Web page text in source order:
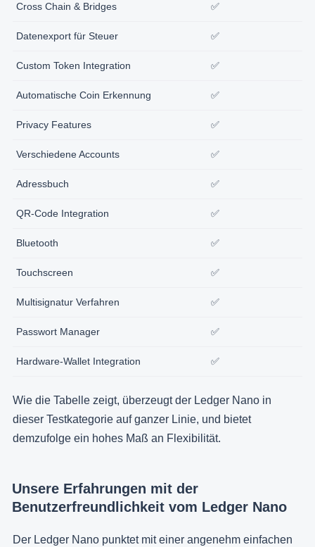
Cross Chain & Bridges ✅
Datenexport für Steuer ✅
Custom Token Integration ✅
Automatische Coin Erkennung ✅
Privacy Features ✅
Verschiedene Accounts ✅
Adressbuch ✅
QR-Code Integration ✅
Bluetooth ✅
Touchscreen ✅
Multisignatur Verfahren ✅
Passwort Manager ✅
Hardware-Wallet Integration ✅
Wie die Tabelle zeigt, überzeugt der Ledger Nano in
dieser Testkategorie auf ganzer Linie, und bietet
demzufolge ein hohes Maß an Flexibilität.
Unsere Erfahrungen mit der
Benutzerfreundlichkeit vom Ledger Nano
Der Ledger Nano punktet mit einer angenehm einfachen